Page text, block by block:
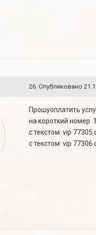
26. Опубликовано
Прошуоплатить
на короткий номер
c текстом: vip
c текстом: vip